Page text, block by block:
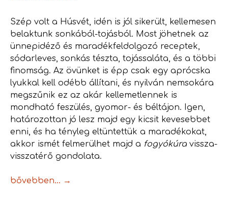
Szép volt a Húsvét, idén is jól sikerült, kellemesen
belaktunk sonkából-tojásból. Most jöhetnek az
ünnepidéző és maradékfeldolgozó receptek,
sódarleves, sonkás tészta, tojássaláta, és a többi
finomság. Az övünket is épp csak egy aprócska
lyukkal kell odébb állítani, és nyilván nemsokára
megszűnik ez az akár kellemetlennek is
mondható feszülés, gyomor- és béltájon. Igen,
határozottan jó lesz majd egy kicsit kevesebbet
enni, és ha tényleg eltüntettük a maradékokat,
akkor ismét felmerülhet majd a fogyókúra vissza-
visszatérő gondolata.
Fogyókúrán a lakás… 1.
bővebben… →